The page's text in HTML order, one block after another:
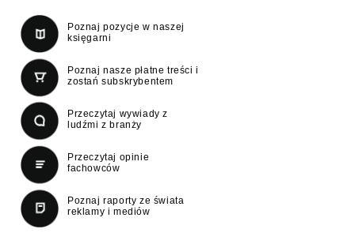
Poznaj pozycje w naszej
księgarni
Poznaj nasze płatne treści i
zostań subskrybentem
Przeczytaj wywiady z
ludźmi z branży
Przeczytaj opinie
fachowców
Poznaj raporty ze świata
reklamy i mediów